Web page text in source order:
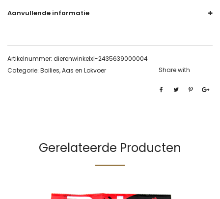
Aanvullende informatie
Artikelnummer: dierenwinkelxl-2435639000004
Categorie: Boilies, Aas en Lokvoer Share with
Gerelateerde Producten